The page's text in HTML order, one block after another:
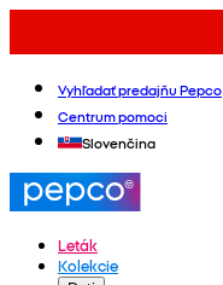
Vyhľadať predajňu Pepco
Centrum pomoci
Slovenčina
Leták
Kolekcie